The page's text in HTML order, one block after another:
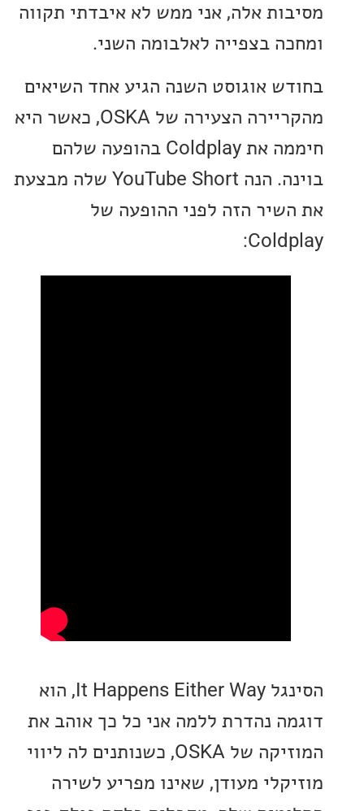
אלה, אני ממש לא איבדתי תקווה
בצפייה לאלבומה השני.
אוגוסט השנה הגיע אחד השיאים
מהקריירה הצעירה של OSKA, כאשר היא
חיממה את Coldplay בהופעה שלהם
בוינה. הנה YouTube Short שלה מבצעת
הזה לפני ההופעה של
הסינגל It Happens Either Way, הוא
נהדרת ללמה אני כל כך אוהב את
המוזיקה של OSKA, כשנותנים לה ליווי
מעודן, שאינו מפריע לשירה